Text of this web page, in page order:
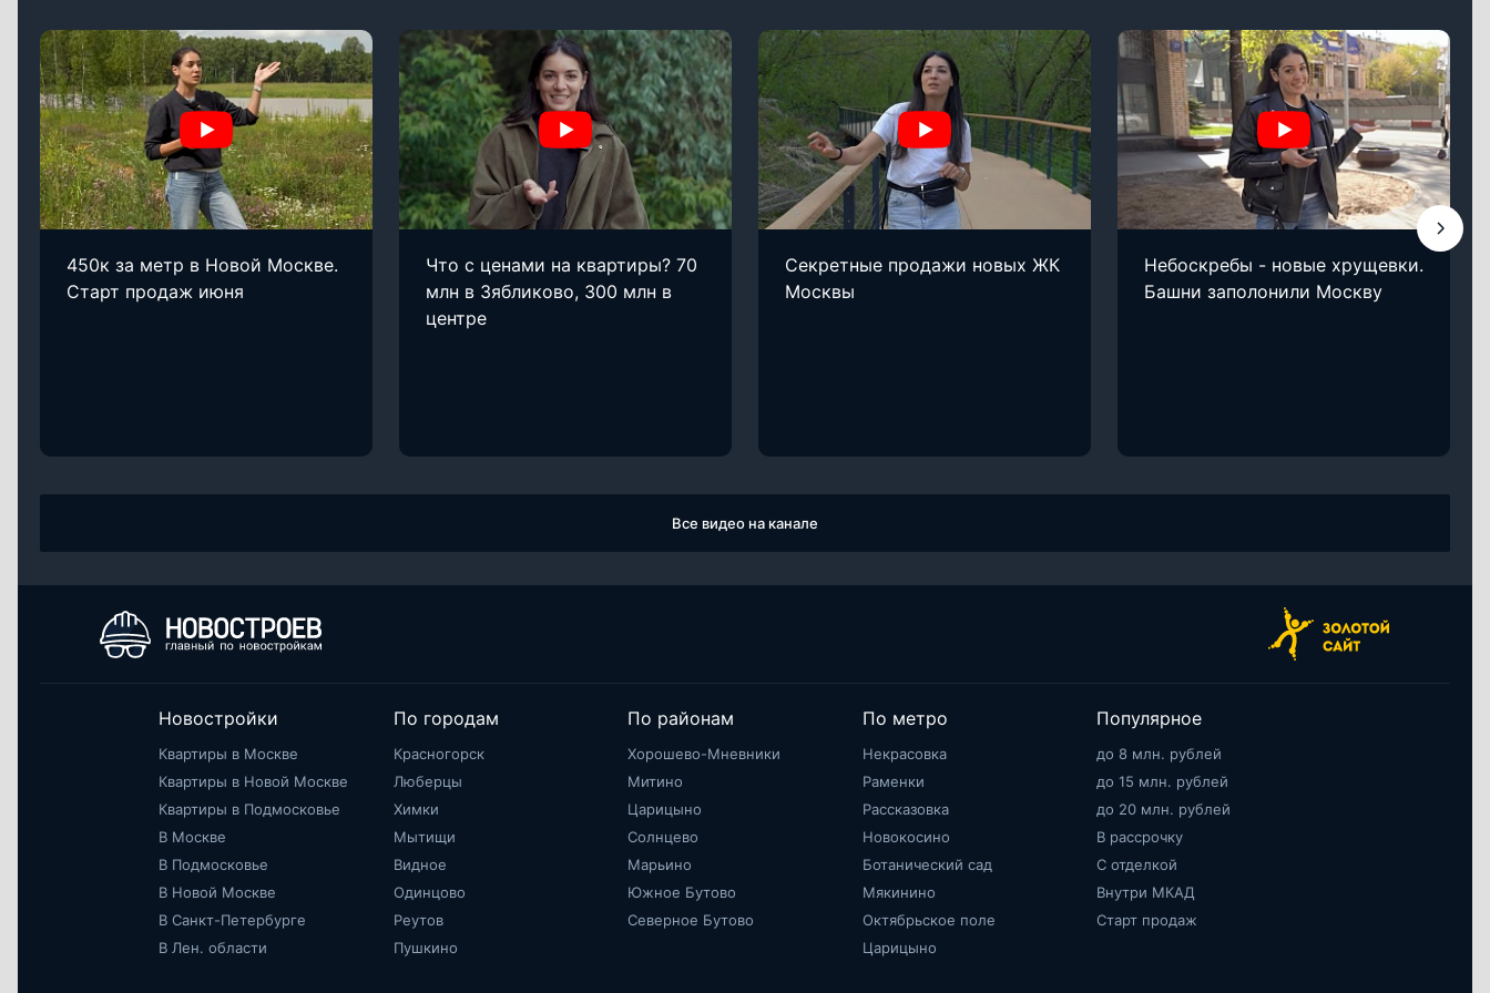
450к за метр в Новой Москве.
Старт продаж июня
Что с ценами на квартиры? 70
млн в Зябликово, 300 млн в
центре
Секретные продажи новых ЖК
Москвы
Небоскребы - новые хрущевки.
Башни заполонили Москву
Все видео на канале
Новостройки
Квартиры в Москве
Квартиры в Новой Москве
Квартиры в Подмосковье
В Москве
В Подмосковье
В Новой Москве
В Санкт-Петербурге
В Лен. области
По городам
Красногорск
Люберцы
Химки
Мытищи
Видное
Одинцово
Реутов
Пушкино
По районам
Хорошево-Мневники
Митино
Царицыно
Солнцево
Марьино
Южное Бутово
Северное Бутово
По метро
Некрасовка
Раменки
Рассказовка
Новокосино
Ботанический сад
Мякинино
Октябрьское поле
Царицыно
Популярное
до 8 млн. рублей
до 15 млн. рублей
до 20 млн. рублей
В рассрочку
С отделкой
Внутри МКАД
Старт продаж